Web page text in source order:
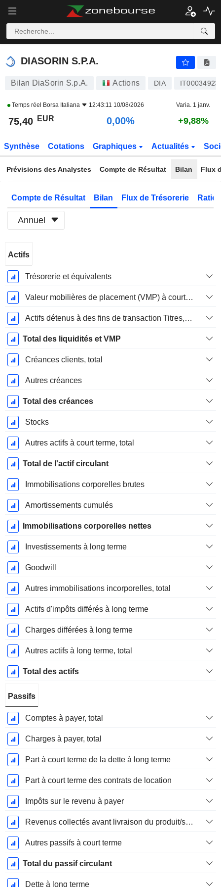
DIASORIN S.P.A.
DIASORIN S.P.A.
Bilan DiaSorin S.p.A. Actions DIA
Temps réel Borsa Italiana 12:43:11 10/08/2026 Varia. 1 janv.
75,40 EUR 0,00% +9,88%
Synthèse Cotations Graphiques Actualités
Prévisions des Analystes Compte de Résultat Bilan Flux
Compte de Résultat Bilan Flux de Trésorerie
Annuel
Fiscale:
Décembre
Actifs
Trésorerie et équivalents
Valeur mobilières de placement (VMP) à court terme
Actifs détenus à des fins de transaction Titres, totalActifs détenus à des fins de transactions (Trading), Total.
Total des liquidités et VMP
Créances clients, total
Autres créances
Total des créances
Stocks
Autres actifs à court terme, total
Total de l'actif circulant
Immobilisations corporelles brutes
Amortissements cumulés
Immobilisations corporelles nettes
Investissements à long terme
Goodwill
Autres immobilisations incorporelles, total
Actifs d'impôts différés à long terme
Charges différées à long terme
Autres actifs à long terme, total
Total des actifs
Passifs
Comptes à payer, total
Charges à payer, total
Part à court terme de la dette à long terme
Part à court terme des contrats de location
Impôts sur le revenu à payer
Revenus collectés avant livraison du produit/service
Autres passifs à court terme
Total du passif circulant
Dette à long terme